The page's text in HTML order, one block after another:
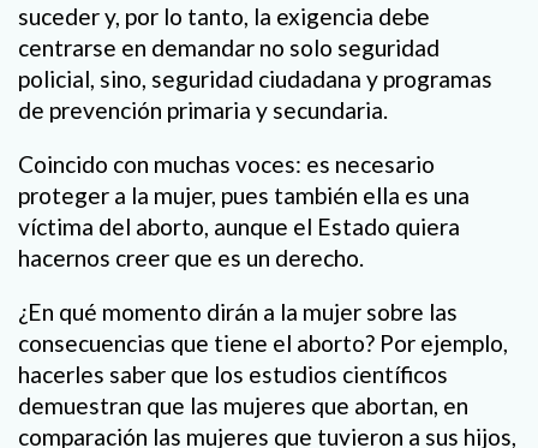
suceder y, por lo tanto, la exigencia debe
centrarse en demandar no solo seguridad
policial, sino, seguridad ciudadana y programas
de prevención primaria y secundaria.
Coincido con muchas voces: es necesario
proteger a la mujer, pues también ella es una
víctima del aborto, aunque el Estado quiera
hacernos creer que es un derecho.
¿En qué momento dirán a la mujer sobre las
consecuencias que tiene el aborto? Por ejemplo,
hacerles saber que los estudios científicos
demuestran que las mujeres que abortan, en
comparación las mujeres que tuvieron a sus hijos,